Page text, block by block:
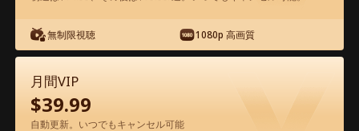
アプリ内で無料視聴可能
無制限視聴 1080p 高画質
月間VIP
$39.99
自動更新。いつでもキャンセル可能